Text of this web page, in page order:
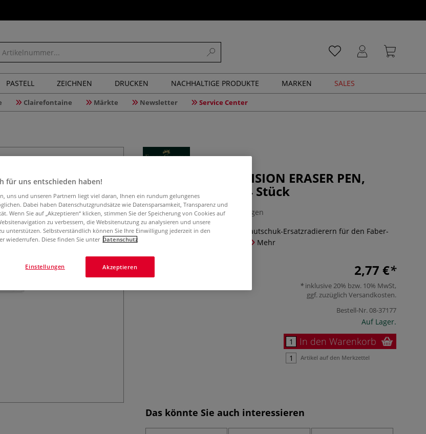
PASTELL ZEICHNEN DRUCKEN NACHHALTIGE PRODUKTE MARKEN SALES
Clairefontaine Märkte Newsletter Service Center
Faber-Castell PRECISION ERASER PEN,
Nachfüllpackung 4 Stück
0 Bewertungen
Nachfüllpackung mit 4 weißen Kautschuk-Ersatzradierern für den Faber-
Mehr
2,77 €
inklusive 20% bzw. 10% MwSt,
ggf. zuzüglich Versandkosten.
Bestell-Nr.08-37177
Auf Lager.
In den Warenkorb
Artikel auf den Merkzettel
Das könnte Sie auch interessieren
für uns entschieden haben!
uns und unseren Partnern liegt viel daran, Ihnen ein rundum gelungenes
Dabei haben Datenschutzgrundsätze wie Datensparsamkeit, Transparenz und
Wenn Sie auf „Akzeptieren“ klicken, stimmen Sie der Speicherung von Cookies auf
zu verbessern, die Websitenutzung zu analysieren und unsere
unterstützen. Selbstverständlich können Sie Ihre Einwilligung jederzeit in den
wiederrufen. Diese finden Sie unter Datenschutz
Akzeptieren
Einstellungen